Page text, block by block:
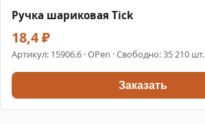
Ручка шариковая Tick
18,4 ₽
Артикул: 15906.6 · OPen · Свободно: 35 210 шт.
Заказать